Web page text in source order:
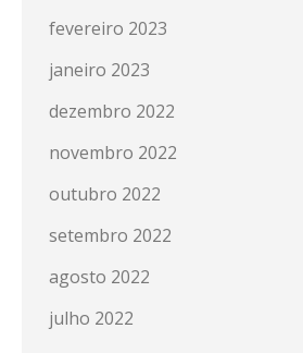
fevereiro 2023
janeiro 2023
dezembro 2022
novembro 2022
outubro 2022
setembro 2022
agosto 2022
julho 2022